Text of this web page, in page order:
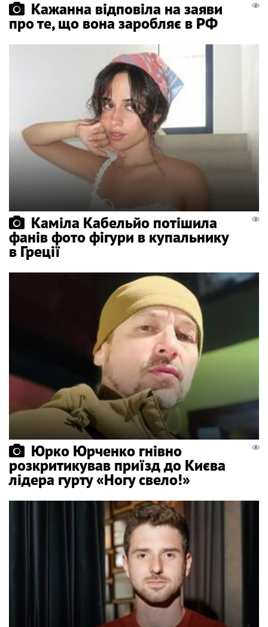
Кажанна відповіла на заяви
про те, що вона заробляє в РФ
Каміла Кабельйо потішила
фанів фото фігури в купальнику
в Греції
Юрко Юрченко гнівно
розкритикував приїзд до Києва
лідера гурту «Ногу свело!»